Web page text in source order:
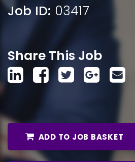
Job ID: 03417
Share This Job
ADD TO JOB BASKET